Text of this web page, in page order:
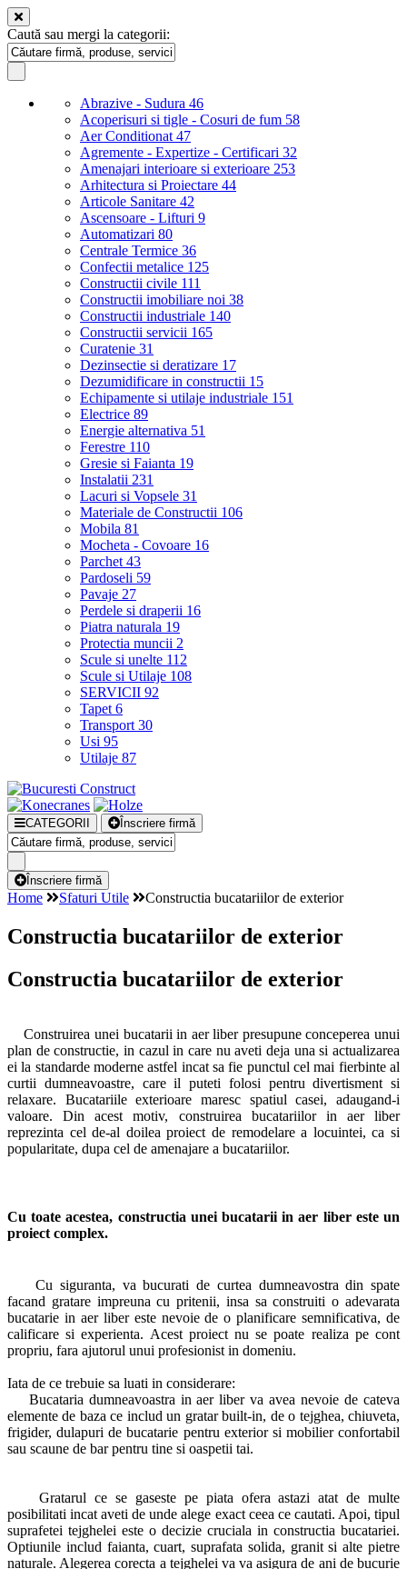
Caută sau mergi la categorii:
Abrazive - Sudura 46
Acoperisuri si tigle - Cosuri de fum 58
Aer Conditionat 47
Agremente - Expertize - Certificari 32
Amenajari interioare si exterioare 253
Arhitectura si Proiectare 44
Articole Sanitare 42
Ascensoare - Lifturi 9
Automatizari 80
Centrale Termice 36
Confectii metalice 125
Constructii civile 111
Constructii imobiliare noi 38
Constructii industriale 140
Constructii servicii 165
Curatenie 31
Dezinsectie si deratizare 17
Dezumidificare in constructii 15
Echipamente si utilaje industriale 151
Electrice 89
Energie alternativa 51
Ferestre 110
Gresie si Faianta 19
Instalatii 231
Lacuri si Vopsele 31
Materiale de Constructii 106
Mobila 81
Mocheta - Covoare 16
Parchet 43
Pardoseli 59
Pavaje 27
Perdele si draperii 16
Piatra naturala 19
Protectia muncii 2
Scule si unelte 112
Scule si Utilaje 108
SERVICII 92
Tapet 6
Transport 30
Usi 95
Utilaje 87
CATEGORII Înscriere firmă
Înscriere firmă
Home Sfaturi Utile Constructia bucatariilor de exterior
Constructia bucatariilor de exterior
Constructia bucatariilor de exterior
Construirea unei bucatarii in aer liber presupune conceperea unui
plan de constructie, in cazul in care nu aveti deja una si actualizarea
ei la standarde moderne astfel incat sa fie punctul cel mai fierbinte al
curtii dumneavoastre, care il puteti folosi pentru divertisment si
relaxare. Bucatariile exterioare maresc spatiul casei, adaugand-i
valoare. Din acest motiv, construirea bucatariilor in aer liber
reprezinta cel de-al doilea proiect de remodelare a locuintei, ca si
popularitate, dupa cel de amenajare a bucatariilor.
Cu toate acestea, constructia unei bucatarii in aer liber este un
proiect complex.
Cu siguranta, va bucurati de curtea dumneavostra din spate
facand gratare impreuna cu pritenii, insa sa construiti o adevarata
bucatarie in aer liber este nevoie de o planificare semnificativa, de
calificare si experienta. Acest proiect nu se poate realiza pe cont
propriu, fara ajutorul unui profesionist in domeniu.
Iata de ce trebuie sa luati in considerare:
Bucataria dumneavoastra in aer liber va avea nevoie de cateva
elemente de baza ce includ un gratar built-in, de o tejghea, chiuveta,
frigider, dulapuri de bucatarie pentru exterior si mobilier confortabil
sau scaune de bar pentru tine si oaspetii tai.
Gratarul ce se gaseste pe piata ofera astazi atat de multe
posibilitati incat aveti de unde alege exact ceea ce cautati. Apoi, tipul
suprafetei tejghelei este o decizie cruciala in constructia bucatariei.
Optiunile includ faianta, cuart, suprafata solida, granit si alte pietre
naturale. Alegerea corecta a tejghelei va va asigura de ani de bucurie